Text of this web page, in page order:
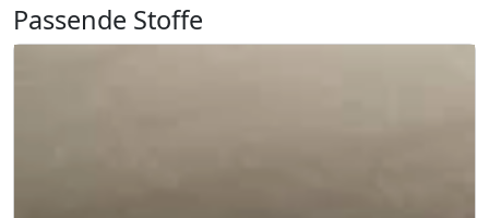
Passende Stoffe